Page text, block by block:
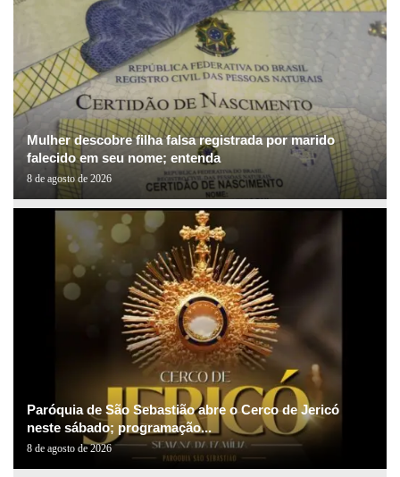
Mulher descobre filha falsa registrada por marido
falecido em seu nome; entenda
8 de agosto de 2026
Paróquia de São Sebastião abre o Cerco de Jericó
neste sábado; programação...
8 de agosto de 2026